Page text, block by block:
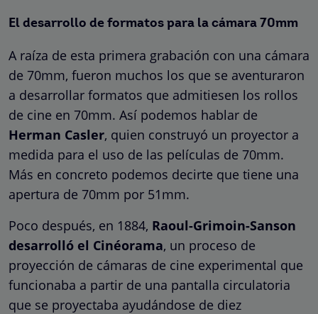
El desarrollo de formatos para la cámara 70mm
A raíza de esta primera grabación con una cámara
de 70mm, fueron muchos los que se aventuraron
a desarrollar formatos que admitiesen los rollos
de cine en 70mm. Así podemos hablar de
Herman Casler, quien construyó un proyector a
medida para el uso de las películas de 70mm.
Más en concreto podemos decirte que tiene una
apertura de 70mm por 51mm.
Poco después, en 1884, Raoul-Grimoin-Sanson
desarrolló el Cinéorama, un proceso de
proyección de cámaras de cine experimental que
funcionaba a partir de una pantalla circulatoria
que se proyectaba ayudándose de diez